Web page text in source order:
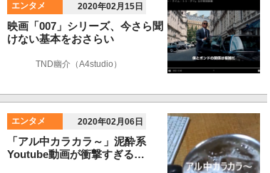
エンタメ 2020年02月15日
映画「007」シリーズ、今さら聞
けない基本をおさらい
TND幽介（A4studio）
エンタメ 2020年02月06日
「アル中カラカラ～」泥酔系
Youtube動画が衝撃すぎる…